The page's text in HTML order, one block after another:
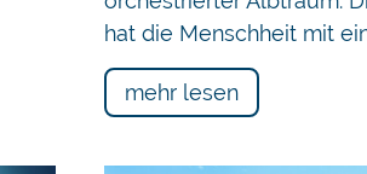
hat die Menschheit mit
mehr lesen